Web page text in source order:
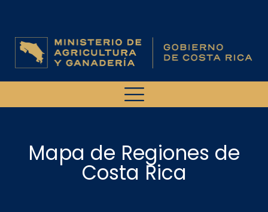
Mapa de Regiones de
Costa Rica